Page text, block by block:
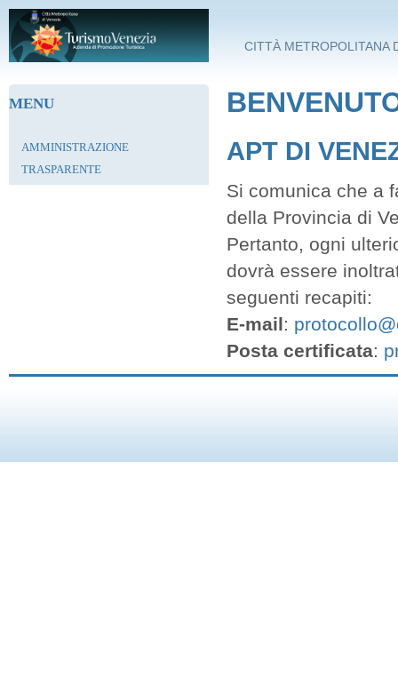
Salta al contenuto principale
CITTÀ METROPOLITANA
MENU
AMMINISTRAZIONE
TRASPARENTE
APT DI
Si comunica che a
della Provincia di
Pertanto, ogni
dovrà essere
seguenti recapiti:
E-mail:
Posta certificata: